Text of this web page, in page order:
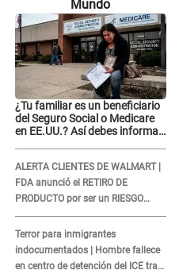
Mundo
¿Tu familiar es un beneficiario
del Seguro Social o Medicare
en EE.UU.? Así debes informar
ALERTA CLIENTES DE WALMART |
FDA anunció el RETIRO DE
PRODUCTO por ser un RIESGO
MORTAL para consumidores: ¿Cuál
es?
Terror para inmigrantes
indocumentados | Hombre fallece
en centro de detención del ICE tras